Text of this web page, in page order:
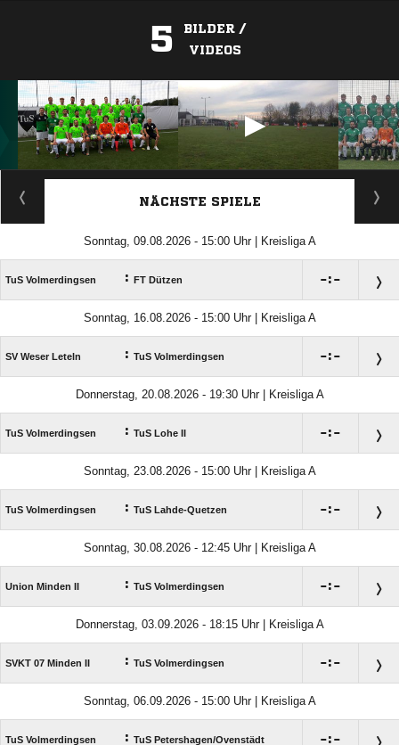
5
BILDER /
VIDEOS
ANZEIGE
NÄCHSTE SPIELE
Sonntag, 09.08.2026 - 15:00 Uhr | Kreisliga A
TuS Volmerdingsen : FT Dützen :
Sonntag, 16.08.2026 - 15:00 Uhr | Kreisliga A
SV Weser Leteln : TuS Volmerdingsen :
Donnerstag, 20.08.2026 - 19:30 Uhr | Kreisliga A
TuS Volmerdingsen : TuS Lohe II :
Sonntag, 23.08.2026 - 15:00 Uhr | Kreisliga A
TuS Volmerdingsen : TuS Lahde-Quetzen :
Sonntag, 30.08.2026 - 12:45 Uhr | Kreisliga A
Union Minden II : TuS Volmerdingsen :
Donnerstag, 03.09.2026 - 18:15 Uhr | Kreisliga A
SVKT 07 Minden II : TuS Volmerdingsen :
Sonntag, 06.09.2026 - 15:00 Uhr | Kreisliga A
TuS Volmerdingsen : TuS Petershagen/​Ovenstädt :